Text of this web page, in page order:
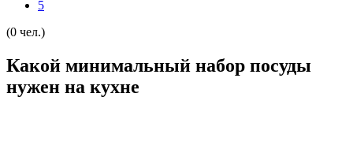
5
(0 чел.)
Какой минимальный набор посуды
нужен на кухне